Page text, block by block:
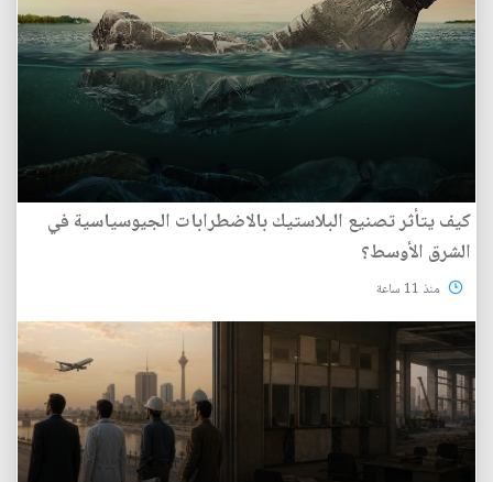
كيف يتأثر تصنيع البلاستيك بالاضطرابات الجيوسياسية في
الشرق الأوسط؟
منذ 11 ساعة